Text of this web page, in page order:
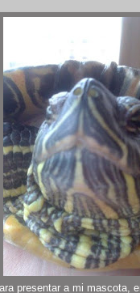
presentar a mi mascota,